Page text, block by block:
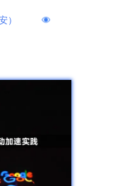
）